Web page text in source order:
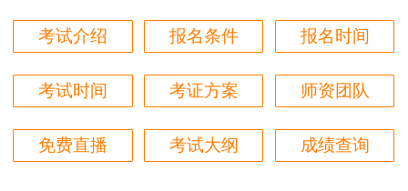
不完整的，可在复核期内重新提交材料接受复核；
按无效处理。
3.逾期不提交复核资料接受复核或未按要求办
理资格复核的人员，考试成绩按无效处理。
得懂。简答题总结的也很到位。
用户m4****68
本门课程老师讲的很细致，每个章节都讲到位了。特
别是财务评价那个章节，深入浅出，强化训练，效果
很好。
用户m5****88
考试介绍 报名条件 报名时间
考试时间 考证方案 师资团队
免费直播 考试大纲 成绩查询